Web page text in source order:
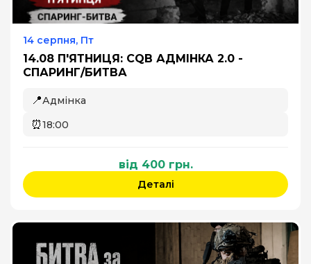
14 серпня, Пт
14.08 П'ЯТНИЦЯ: CQB АДМІНКА 2.0 -
СПАРИНГ/БИТВА
📍Адмінка
⏰18:00
від 400 грн.
Деталі